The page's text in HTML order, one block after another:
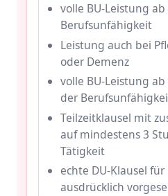
volle BU-Leistung
Berufsunfähigkeit
Leistung auch bei
oder Demenz
volle BU-Leistung
der
Teilzeitklausel mit
auf mindestens 3
Tätigkeit
echte DU-Klausel
ausdrücklich